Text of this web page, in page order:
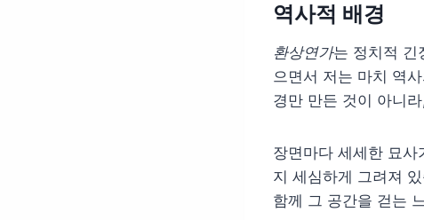
역사적 배경
환상연가는 정치적 긴
으면서 저는 마치 역
경만 만든 것이 아니
장면마다 세세한 묘
지 세심하게 그려져
함께 그 공간을 걷는